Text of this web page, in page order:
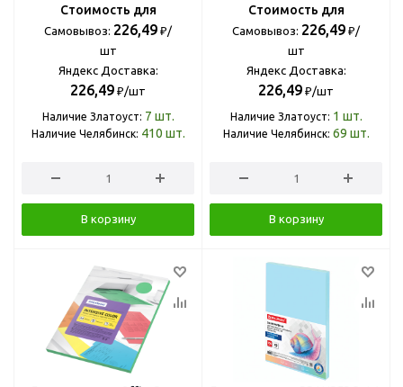
Стоимость для
Самовывоз: 226,49 ₽/
шт
Яндекс Доставка:
226,49 ₽/шт
Наличие Златоуст: 7 шт.
Наличие Челябинск: 410 шт.
В корзину
Стоимость для
Самовывоз: 226,49 ₽/
шт
Яндекс Доставка:
226,49 ₽/шт
Наличие Златоуст: 1 шт.
Наличие Челябинск: 69 шт.
В корзину